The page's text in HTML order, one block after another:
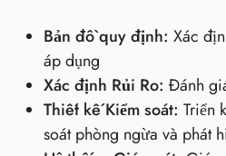
Bản đồ quy định: Xác
áp dụng
Xác định Rủi Ro: Đánh
Thiết kế Kiểm soát: Triển
soát phòng ngừa và phát